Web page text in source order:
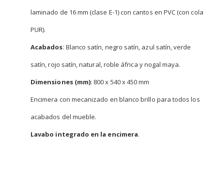
laminado de 16 mm (clase E-1) con cantos en PVC (con cola
PUR).
Acabados: Blanco satín, negro satín, azul satín, verde
satín, rojo satín, natural, roble áfrica y nogal maya.
Dimensiones (mm): 800 x 540 x 450 mm
Encimera con mecanizado en blanco brillo para todos los
acabados del mueble.
Lavabo integrado en la encimera.